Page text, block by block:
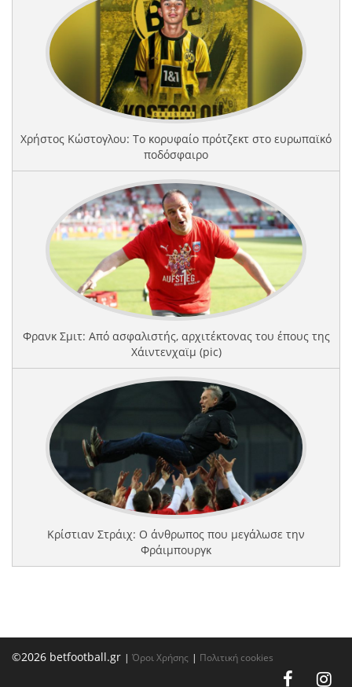
Χρήστος Κώστογλου: Το κορυφαίο πρότζεκτ στο ευρωπαϊκό
ποδόσφαιρο
Φρανκ Σμιτ: Από ασφαλιστής, αρχιτέκτονας του έπους της
Χάιντενχαϊμ (pic)
Κρίστιαν Στράιχ: Ο άνθρωπος που μεγάλωσε την
Φράιμπουργκ
©2026 betfootball.gr | Όροι Χρήσης | Πολιτική cookies